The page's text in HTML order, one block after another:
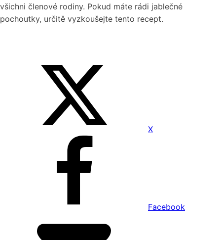
všichni členové rodiny. Pokud máte rádi jablečné
pochoutky, určitě vyzkoušejte tento recept.
X
Facebook